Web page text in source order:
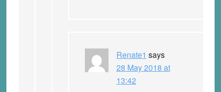
Renate1 says
28 May 2018 at
13:42